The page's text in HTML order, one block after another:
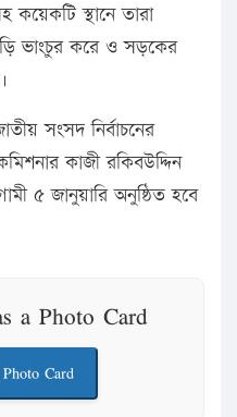
কয়েকটি স্থানে তারা
ভাংচুর করে ও সড়কের
সংসদ নির্বাচনের
কাজী রকিবউদ্দিন
৫ জানুয়ারি অনুষ্ঠিত হবে
a Photo Card
Card